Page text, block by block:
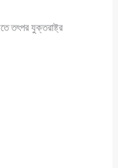
তৎপর যুক্তরাষ্ট্র